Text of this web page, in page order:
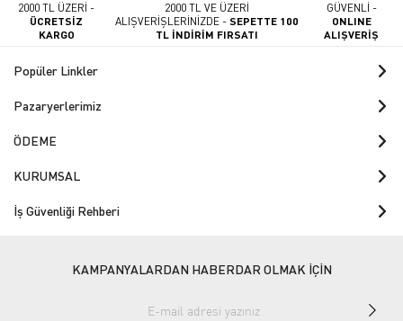
2000 TL ÜZERİ -
ÜCRETSİZ
KARGO
2000 TL VE ÜZERİ
ALIŞVERİŞLERİNİZDE -SEPETTE 100
TL İNDİRİM FIRSATI
GÜVENLİ -
ONLINE
ALIŞVERİŞ
Popüler Linkler
Pazaryerlerimiz
ÖDEME
KURUMSAL
İş Güvenliği Rehberi
KAMPANYALARDAN HABERDAR OLMAK İÇİN